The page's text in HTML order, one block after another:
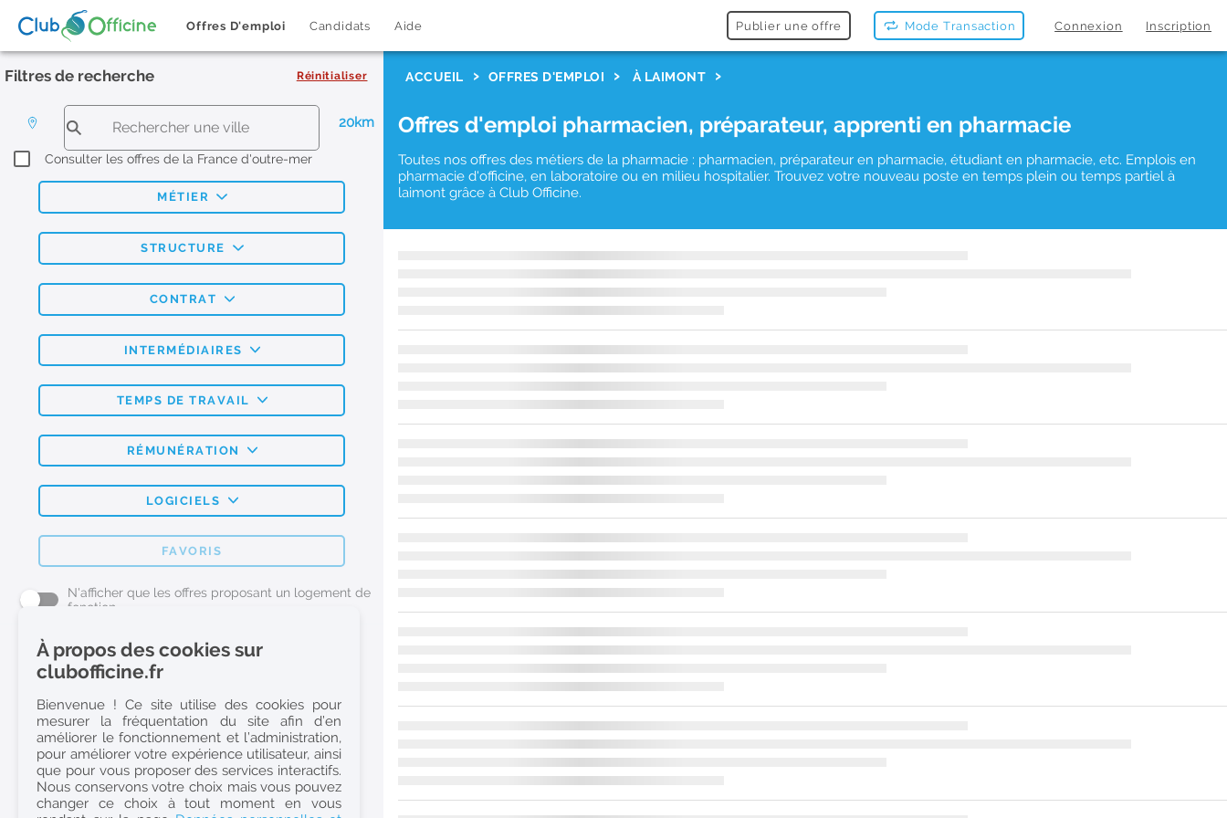
Offres D'emploi Candidats Aide Publier une offre Mode Transaction Connexion Inscription
Filtres de recherche Réinitialiser
20km
Consulter les offres de la France d'outre-mer
MÉTIER
STRUCTURE
CONTRAT
INTERMÉDIAIRES
TEMPS DE TRAVAIL
RÉMUNÉRATION
LOGICIELS
FAVORIS
N'afficher que les offres proposant un logement de
fonction
L'emploi Pharmacie par métier
Pharmacien (H/F)
Préparateur en Pharmacie (H/F)
Etudiant en Pharmacie (H/F)
Etudiant en Pharmacie 6e année validée (H/F)
Conseiller Dermo Cosmetique - Esthéticienne (H/F)
ACCUEIL OFFRES D'EMPLOI À LAIMONT
Offres d'emploi pharmacien, préparateur, apprenti en pharmacie
Toutes nos offres des métiers de la pharmacie : pharmacien, préparateur en pharmacie, étudiant en pharmacie, etc. Emplois en
pharmacie d'officine, en laboratoire ou en milieu hospitalier. Trouvez votre nouveau poste en temps plein ou temps partiel à
laimont grâce à Club Officine.
À propos des cookies sur
clubofficine.fr
Bienvenue ! Ce site utilise des cookies pour
mesurer la fréquentation du site afin d’en
améliorer le fonctionnement et l’administration,
pour améliorer votre expérience utilisateur, ainsi
que pour vous proposer des services interactifs.
Nous conservons votre choix mais vous pouvez
changer ce choix à tout moment en vous